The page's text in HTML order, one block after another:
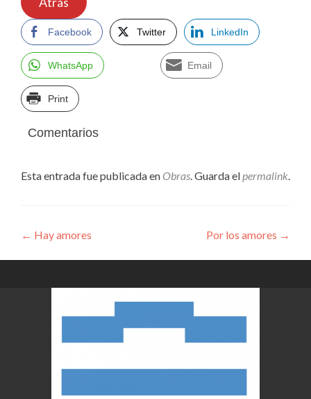
Facebook Twitter LinkedIn
WhatsApp Email
Print
Comentarios
Esta entrada fue publicada en Obras . Guarda el permalink
Navegación
de
entradas
← Hay amores Por los amores →